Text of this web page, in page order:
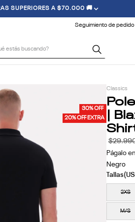
SUPERIORES A $70.000 🚚
Seguimiento de pedido
30% OFF
20% OFF EXTRA
Classics
|
$29.
Págalo
Negro
2XS
M/S